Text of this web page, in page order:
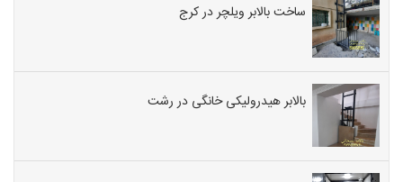
ساخت بالابر ویلچر در کرج
بالابر هیدرولیکی خانگی در رشت